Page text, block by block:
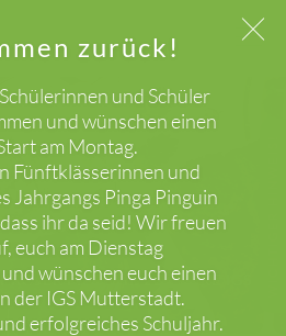
zurück!
und Schüler
und wünschen einen
am Montag.
Fünftklässerinnen und
Jahrgangs Pinga Pinguin
ihr da seid! Wir freuen
euch am Dienstag
wünschen euch einen
der IGS Mutterstadt.
erfolgreiches Schuljahr.
PROJEKTWOCHE 25 JAHRE IGS